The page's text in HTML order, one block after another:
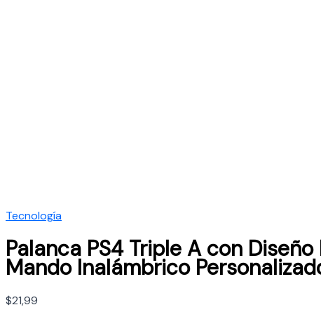
Tecnología
Palanca PS4 Triple A con Diseño
Mando Inalámbrico
$21,99